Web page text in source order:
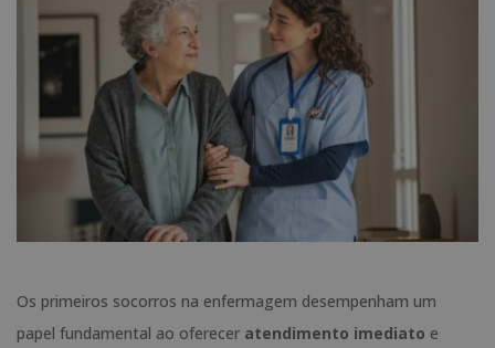
Os primeiros socorros na enfermagem desempenham um
papel fundamental ao oferecer atendimento imediato e